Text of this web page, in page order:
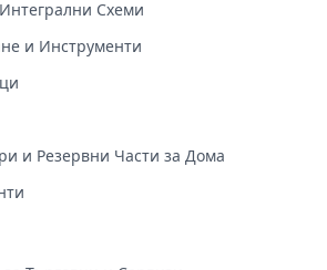
Схеми
и Инструменти
и Резервни Части за Дома